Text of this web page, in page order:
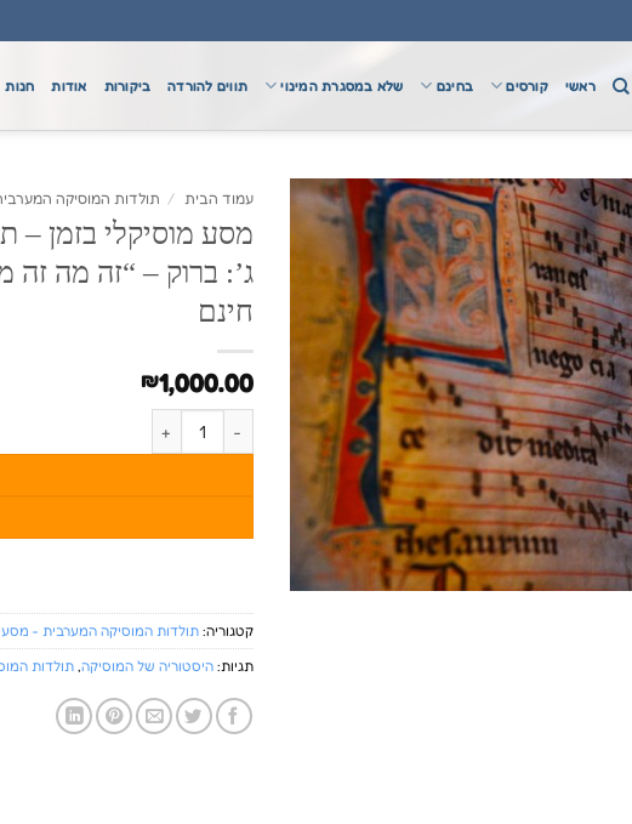
ראשי קורסים בחינם שלא במסגרת המינוי תווים להורדה ביקורות אודות חנות
עמוד הבית / תולדות המוסיקה
מסע מוסיקלי בזמן –
חינם
₪1,000.00
קטגוריה: תולדות המוסיקה המערבית - מסע
תגיות: היסטוריה של המוסיקה, תולדות